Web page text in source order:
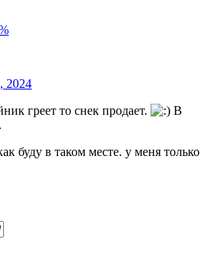
2024
греет то снек продает.
В
буду в таком месте. у меня только